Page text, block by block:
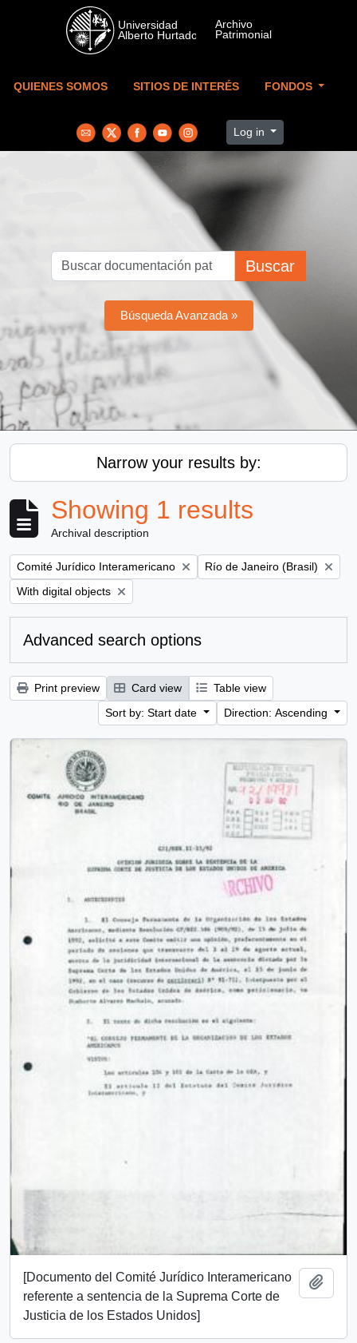
Skip to main content
QUIENES SOMOS SITIOS DE INTERÉS FONDOS
Log in
Buscar
Búsqueda Avanzada »
Narrow your results by:
Showing 1 results
Archival description
Remove filter:
Comité Jurídico Interamericano Remove filter:
Río de Janeiro (Brasil)
Remove filter:
With digital objects
Advanced search options
Print preview Card view
Table view
Sort by: Start date
Direction: Ascending
[Documento del Comité Jurídico Interamericano
referente a sentencia de la Suprema Corte de
Justicia de los Estados Unidos]